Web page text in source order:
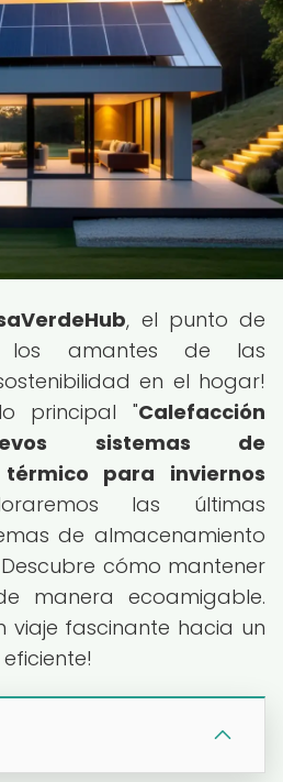
, el punto de
los amantes de las
en el hogar!
principal "Calefacción
sistemas de
para inviernos
las últimas
de almacenamiento
cómo mantener
manera ecoamigable.
viaje fascinante hacia un